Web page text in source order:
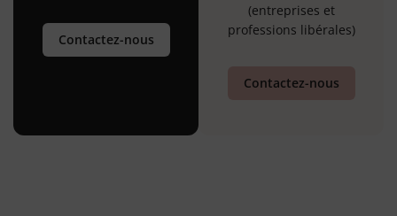
Contactez-nous
(entreprises et
professions libérales)
Contactez-nous